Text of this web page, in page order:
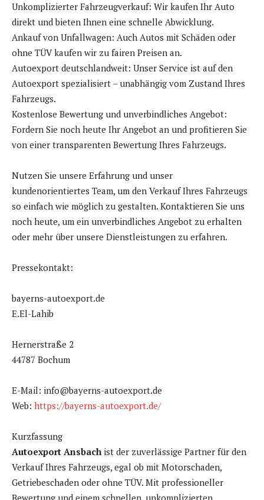
Unkomplizierter Fahrzeugverkauf: Wir kaufen Ihr Auto
direkt und bieten Ihnen eine schnelle Abwicklung.
Ankauf von Unfallwagen: Auch Autos mit Schäden oder
ohne TÜV kaufen wir zu fairen Preisen an.
Autoexport deutschlandweit: Unser Service ist auf den
Autoexport spezialisiert – unabhängig vom Zustand Ihres
Fahrzeugs.
Kostenlose Bewertung und unverbindliches Angebot:
Fordern Sie noch heute Ihr Angebot an und profitieren Sie
von einer transparenten Bewertung Ihres Fahrzeugs.
Nutzen Sie unsere Erfahrung und unser
kundenorientiertes Team, um den Verkauf Ihres Fahrzeugs
so einfach wie möglich zu gestalten. Kontaktieren Sie uns
noch heute, um ein unverbindliches Angebot zu erhalten
oder mehr über unsere Dienstleistungen zu erfahren.
Pressekontakt:
bayerns-autoexport.de
E.El-Lahib
Hernerstraße 2
44787 Bochum
E-Mail: info@bayerns-autoexport.de
Web: https://bayerns-autoexport.de/
Kurzfassung
Autoexport Ansbachist der zuverlässige Partner für den
Verkauf Ihres Fahrzeugs, egal ob mit Motorschaden,
Getriebeschaden oder ohne TÜV. Mit professioneller